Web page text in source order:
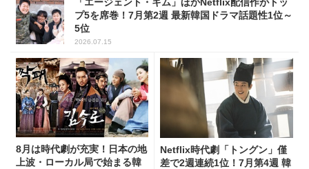
プ5を席巻！7月第2週 最新韓国ドラマ話題性1位～
5位
2026.07.15
8月は時代劇が充実！日本の地
上波・ローカル局で始まる韓
Netflix時代劇「トングン」僅
差で2週連続1位！7月第4週 韓